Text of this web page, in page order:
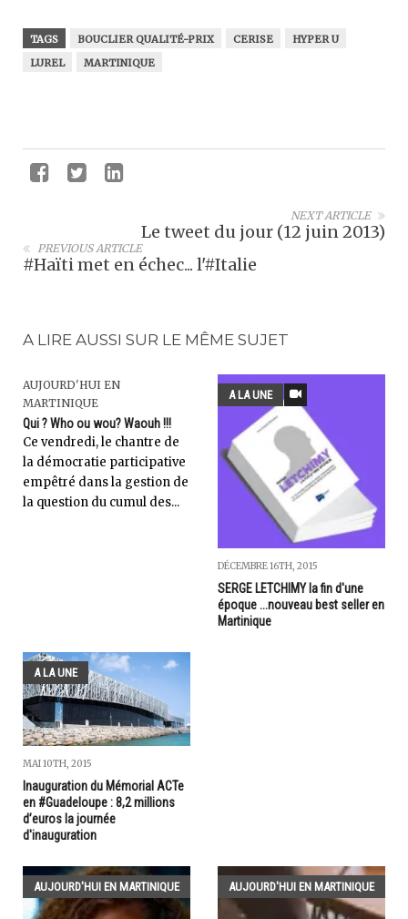
TAGS BOUCLIER QUALITÉ-PRIX CERISE
HYPER U
LUREL
MARTINIQUE
NEXT ARTICLE
Le tweet du jour (12 juin 2013)
PREVIOUS ARTICLE
#Haïti met en échec... l'#Italie
A LIRE AUSSI SUR LE MÊME SUJET
AUJOURD'HUI EN
MARTINIQUE
Qui ? Who ou wou? Waouh !!!
Ce vendredi, le chantre de
la démocratie participative
empêtré dans la gestion de
la question du cumul des...
A LA UNE
DÉCEMBRE 16TH, 2015
SERGE LETCHIMY la fin d'une
époque ...nouveau best seller en
Martinique
A LA UNE
MAI 10TH, 2015
Inauguration du Mémorial ACTe
en #Guadeloupe : 8,2 millions
d’euros la journée
d'inauguration
AUJOURD'HUI EN MARTINIQUE AUJOURD'HUI EN MARTINIQUE